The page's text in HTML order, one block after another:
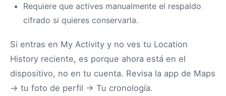
Requiere que actives manualmente el respaldo
cifrado si quieres conservarla.
Si entras en My Activity y no ves tu Location
History reciente, es porque ahora está en el
dispositivo, no en tu cuenta. Revisa la app de Maps
→ tu foto de perfil → Tu cronología.